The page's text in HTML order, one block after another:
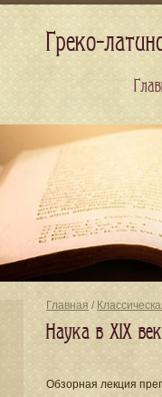
Главная /
Наука в XIX
Обзорная лекция
Греко-